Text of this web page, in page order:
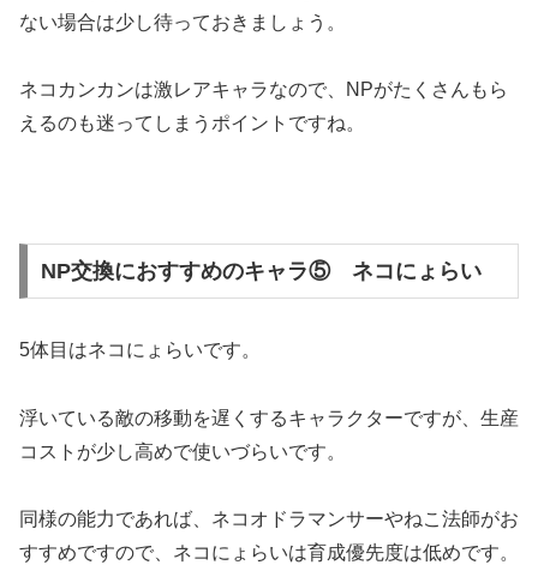
ない場合は少し待っておきましょう。
ネコカンカンは激レアキャラなので、NPがたくさんもら
えるのも迷ってしまうポイントですね。
NP交換におすすめのキャラ⑤ ネコにょらい
5体目はネコにょらいです。
浮いている敵の移動を遅くするキャラクターですが、生産
コストが少し高めで使いづらいです。
同様の能力であれば、ネコオドラマンサーやねこ法師がお
すすめですので、ネコにょらいは育成優先度は低めです。